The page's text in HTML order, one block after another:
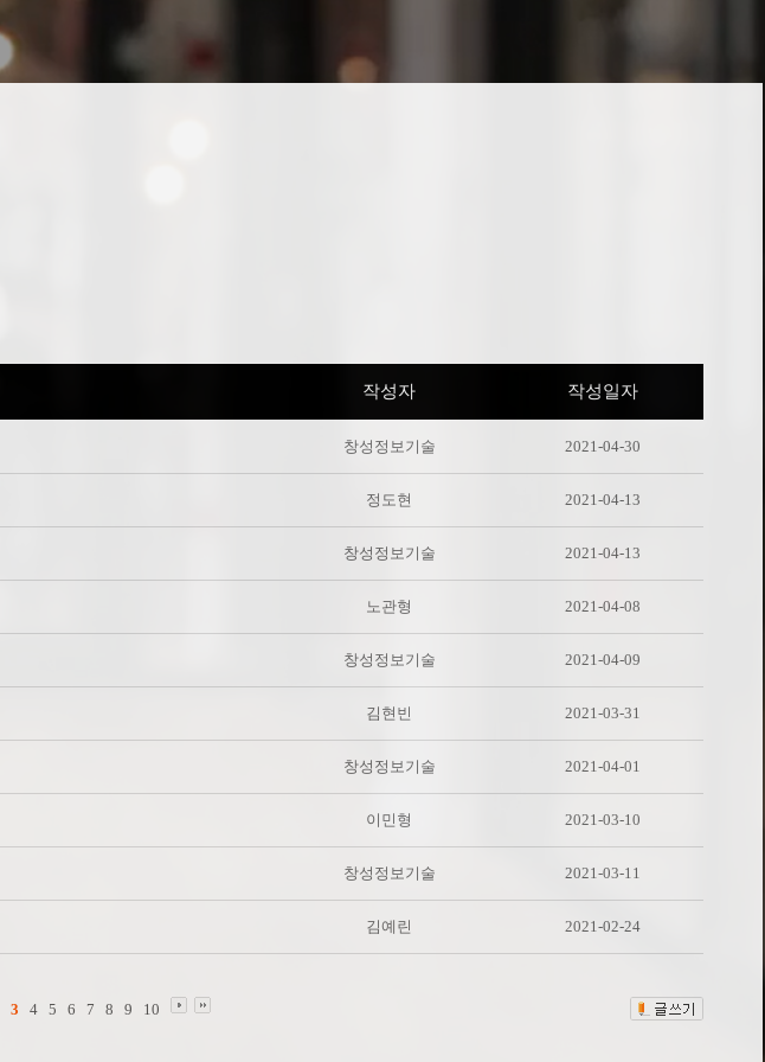
작성자 작성일자
창성정보기술 2021-04-30
정도현 2021-04-13
창성정보기술 2021-04-13
노관형 2021-04-08
창성정보기술 2021-04-09
김현빈 2021-03-31
창성정보기술 2021-04-01
이민형 2021-03-10
창성정보기술 2021-03-11
김예린 2021-02-24
3 4 5 6 7 8 9 10